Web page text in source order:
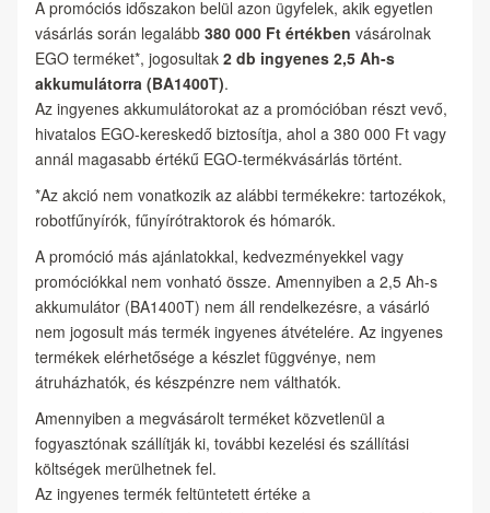
A promóciós időszakon belül azon ügyfelek, akik egyetlen
vásárlás során legalább 380 000 Ft értékben vásárolnak
EGO terméket*, jogosultak 2 db ingyenes 2,5 Ah-s
akkumulátorra (BA1400T).
Az ingyenes akkumulátorokat az a promócióban részt vevő,
hivatalos EGO-kereskedő biztosítja, ahol a 380 000 Ft vagy
annál magasabb értékű EGO-termékvásárlás történt.
*Az akció nem vonatkozik az alábbi termékekre: tartozékok,
robotfűnyírók, fűnyírótraktorok és hómarók.
A promóció más ajánlatokkal, kedvezményekkel vagy
promóciókkal nem vonható össze. Amennyiben a 2,5 Ah-s
akkumulátor (BA1400T) nem áll rendelkezésre, a vásárló
nem jogosult más termék ingyenes átvételére. Az ingyenes
termékek elérhetősége a készlet függvénye, nem
átruházhatók, és készpénzre nem válthatók.
Amennyiben a megvásárolt terméket közvetlenül a
fogyasztónak szállítják ki, további kezelési és szállítási
költségek merülhetnek fel.
Az ingyenes termék feltüntetett értéke a